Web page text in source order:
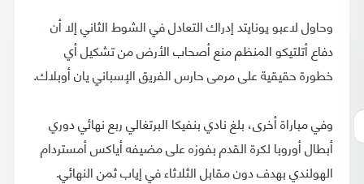
وحاول لاعبو يونايتد إدراك التعادل في الشوط الثاني إلا أن
دفاع أتلتيكو المنظم منع أصحاب الأرض من تشكيل أي
خطورة حقيقية على مرمى حارس الفريق الإسباني يان أوبلاك.
وفي مباراة أخرى، بلغ نادي بنفيكا البرتغالي ربع نهائي دوري
أبطال أوروبا لكرة القدم بفوزه على مضيفه أياكس أمستردام
الهولندي بهدف دون مقابل الثلاثاء في إياب ثمن النهائي.